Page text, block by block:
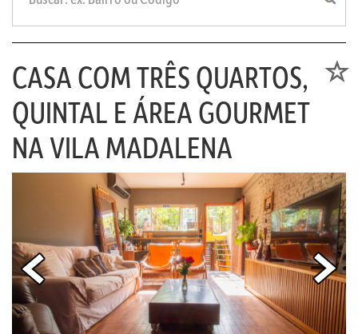
CASA COM TRÊS QUARTOS,
QUINTAL E ÁREA GOURMET
NA VILA MADALENA